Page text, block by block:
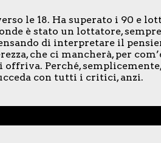
le 18. Ha superato i 90 e
è stato un lottatore,
di interpretare il
che ci mancherà, per
offriva. Perché,
con tutti i critici, anzi.